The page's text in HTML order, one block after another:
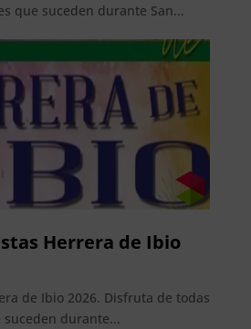
que suceden durante San...
Herrera de Ibio
de Ibio 2026. Disfruta de todas
durante...